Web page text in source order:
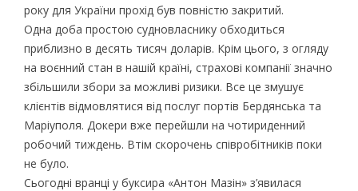
року для України прохід був повністю закритий.
Одна доба простою судновласнику обходиться
приблизно в десять тисяч доларів. Крім цього, з огляду
на воєнний стан в нашій країні, страхові компанії значно
збільшили збори за можливі ризики. Все це змушує
клієнтів відмовлятися від послуг портів Бердянська та
Маріуполя. Докери вже перейшли на чотириденний
робочий тиждень. Втім скорочень співробітників поки
не було.
Сьогодні вранці у буксира «Антон Мазін» з’явилася